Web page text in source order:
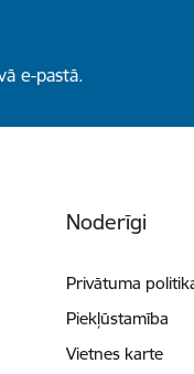
e-pastā.
Noderīgi
Privātuma
Piekļūstamība
Vietnes karte